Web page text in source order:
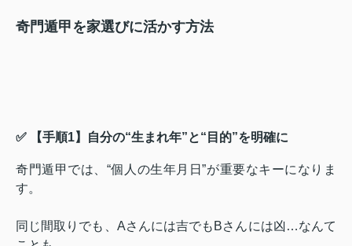
奇門遁甲を家選びに活かす方法
✅ 【手順1】自分の“生まれ年”と“目的”を明確に
奇門遁甲では、“個人の生年月日”が重要なキーになりま
す。
同じ間取りでも、Aさんには吉でもBさんには凶…なんて